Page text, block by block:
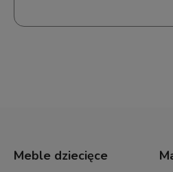
Meble dziecięce